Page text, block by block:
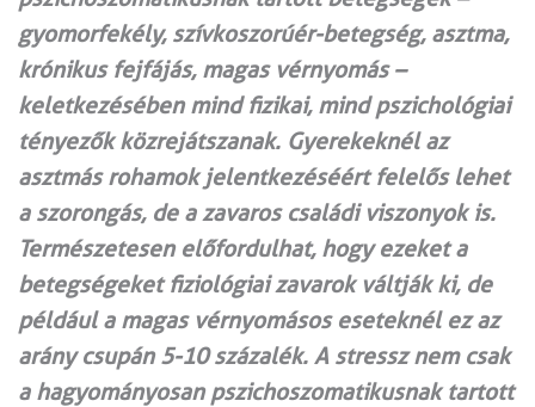
gyomorfekély, szívkoszorúér-betegség, asztma,
krónikus fejfájás, magas vérnyomás –
keletkezésében mind fizikai, mind pszichológiai
tényezők közrejátszanak. Gyerekeknél az
asztmás rohamok jelentkezéséért felelős lehet
a szorongás, de a zavaros családi viszonyok is.
Természetesen előfordulhat, hogy ezeket a
betegségeket fiziológiai zavarok váltják ki, de
például a magas vérnyomásos eseteknél ez az
arány csupán 5-10 százalék. A stressz nem csak
a hagyományosan pszichoszomatikusnak tartott